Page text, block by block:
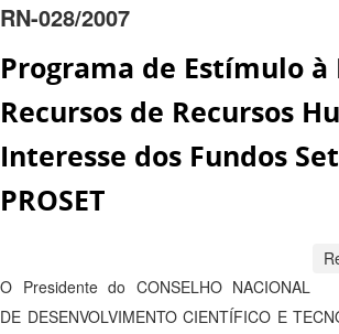
RN-028/2007
Programa de Estímulo à
Recursos de Recursos
Interesse dos Fundos
PROSET
O Presidente do CONSELHO NACIONAL
DE DESENVOLVIMENTO CIENTÍFICO E